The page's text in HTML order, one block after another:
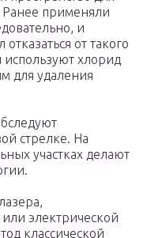
применяли
и
отказаться от такого
хлорид
для удаления
стрелке. На
участках делают
электрической
классической